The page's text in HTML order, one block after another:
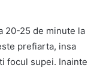
20-25 de minute la
prefiarta, insa
focul supei. Inainte